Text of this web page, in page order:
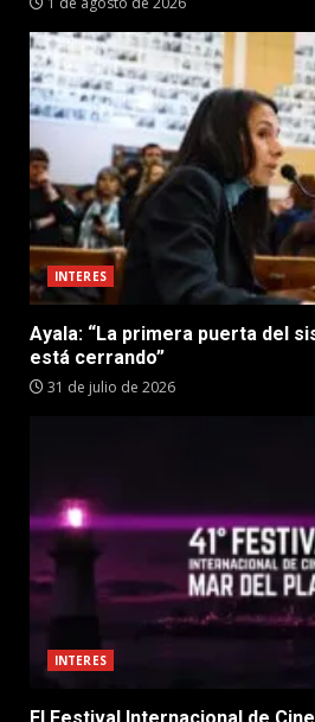
INTERES
Ayala: “La primera puerta del
está cerrando”
31 de julio de 2026
INTERES